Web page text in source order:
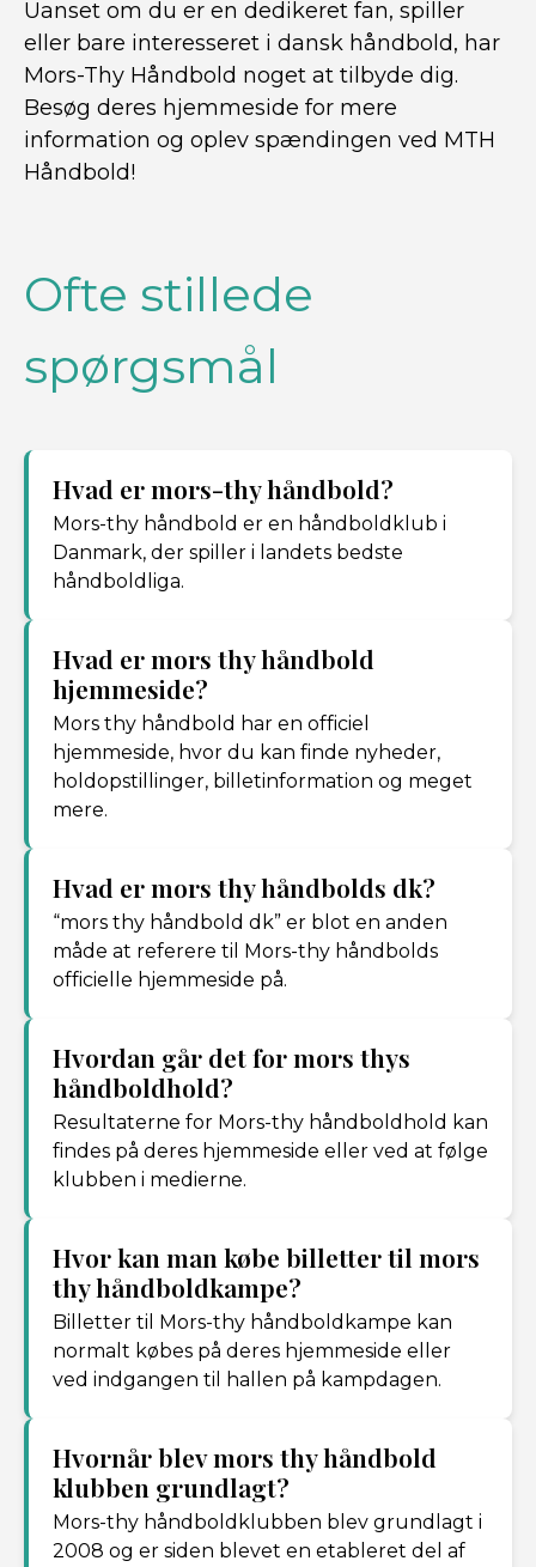
Uanset om du er en dedikeret fan, spiller
eller bare interesseret i dansk håndbold, har
Mors-Thy Håndbold noget at tilbyde dig.
Besøg deres hjemmeside for mere
information og oplev spændingen ved MTH
Håndbold!
Ofte stillede
spørgsmål
Hvad er mors-thy håndbold?
Mors-thy håndbold er en håndboldklub i
Danmark, der spiller i landets bedste
håndboldliga.
Hvad er mors thy håndbold
hjemmeside?
Mors thy håndbold har en officiel
hjemmeside, hvor du kan finde nyheder,
holdopstillinger, billetinformation og meget
mere.
Hvad er mors thy håndbolds dk?
“mors thy håndbold dk” er blot en anden
måde at referere til Mors-thy håndbolds
officielle hjemmeside på.
Hvordan går det for mors thys
håndboldhold?
Resultaterne for Mors-thy håndboldhold kan
findes på deres hjemmeside eller ved at følge
klubben i medierne.
Hvor kan man købe billetter til mors
thy håndboldkampe?
Billetter til Mors-thy håndboldkampe kan
normalt købes på deres hjemmeside eller
ved indgangen til hallen på kampdagen.
Hvornår blev mors thy håndbold
klubben grundlagt?
Mors-thy håndboldklubben blev grundlagt i
2008 og er siden blevet en etableret del af